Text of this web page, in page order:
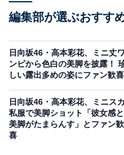
編集部が選ぶおすす
日向坂46・高本彩花、ミニ丈ワ
ンピから色白の美脚を披露！
しい露出多めの姿にファン歓喜
日向坂46・高本彩花、ミニスカ
私服で美脚ショット「彼女感と
美脚がたまらんす」とファン歓
喜